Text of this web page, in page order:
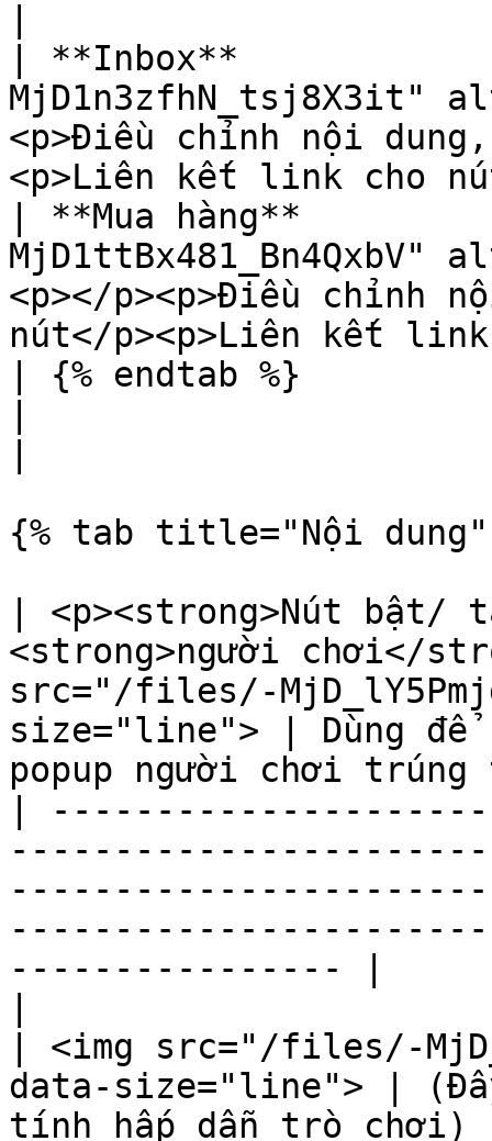
| **Inbox**
MjD1n3zfhN_tsj8X3it"
<p>Điều chỉnh nội
<p>Liên kết link cho
| **Mua hàng**
<p></p><p>Điều chỉnh
nút</p><p>Liên kết
| {% endtab %}
{% tab title="Nội dung"
| <p><strong>Nút bật/
<strong>người chơi</
src="/files/-
size="line"> | Dùng để
popup người chơi
|
---------------- |
| <img src="/files/-
data-size="line"> |
tính hấp dẫn trò